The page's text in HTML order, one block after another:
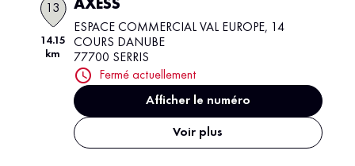
13
14.15
km
AXESS
ESPACE COMMERCIAL VAL EUROPE, 14
COURS DANUBE
77700 SERRIS
Fermé actuellement
Afficher le numéro
Voir plus